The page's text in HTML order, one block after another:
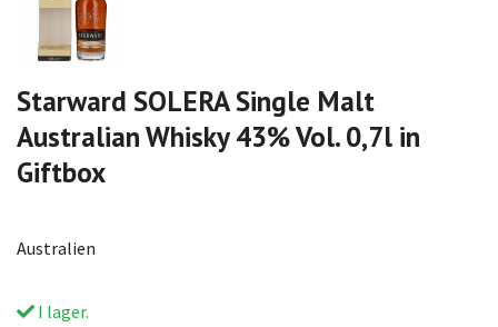
Starward SOLERA Single Malt
Australian Whisky 43% Vol. 0,7l in
Giftbox
Australien
I lager.